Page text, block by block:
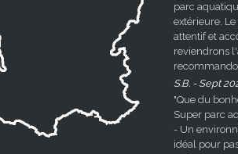
parc
extérieure.
attentif et
reviendrons
S.B. - Sept
"Que du
Super parc
- Un
idéal pour